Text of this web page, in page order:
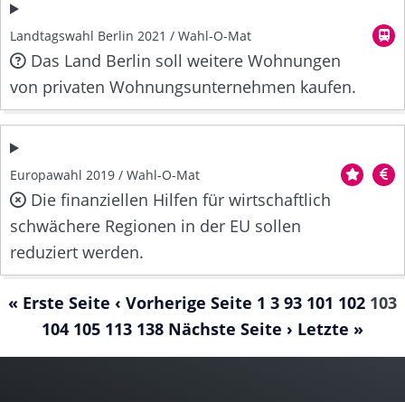
Landtagswahl Berlin 2021 / Wahl-O-Mat
Das Land Berlin soll weitere Wohnungen
von privaten Wohnungsunternehmen kaufen.
Europawahl 2019 / Wahl-O-Mat
Die finanziellen Hilfen für wirtschaftlich
schwächere Regionen in der EU sollen
reduziert werden.
« Erste Seite ‹ Vorherige Seite 1 3 93 101 102 103
104 105 113 138 Nächste Seite › Letzte »